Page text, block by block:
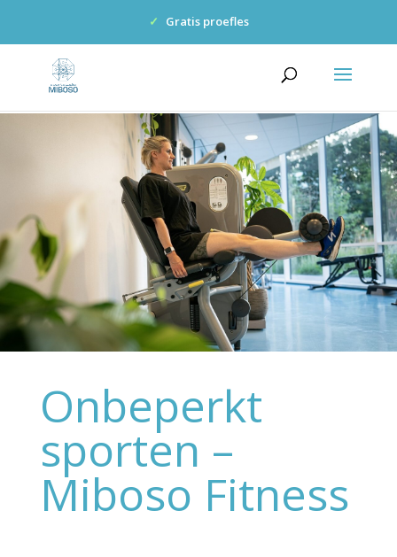
✓ Gratis proefles
Onbeperkt
sporten –
Miboso Fitness